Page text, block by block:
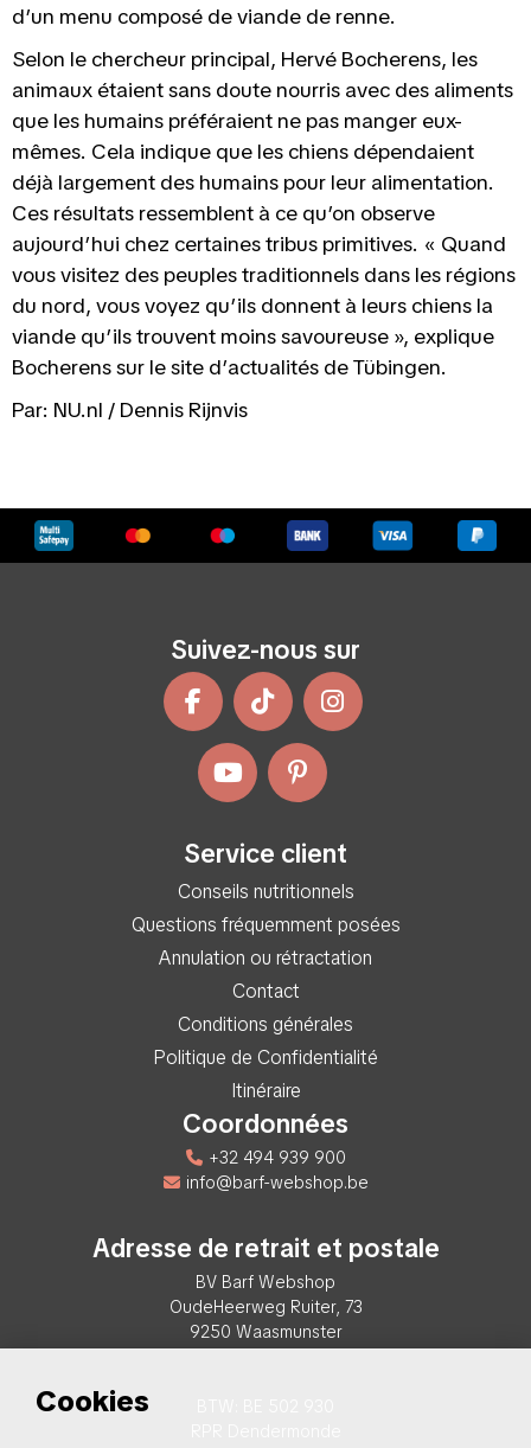
Cookies
d’un menu composé de viande de renne.
Selon le chercheur principal, Hervé Bocherens, les
animaux étaient sans doute nourris avec des aliments
que les humains préféraient ne pas manger eux-
mêmes. Cela indique que les chiens dépendaient
déjà largement des humains pour leur alimentation.
Ces résultats ressemblent à ce qu’on observe
aujourd’hui chez certaines tribus primitives. « Quand
vous visitez des peuples traditionnels dans les régions
du nord, vous voyez qu’ils donnent à leurs chiens la
viande qu’ils trouvent moins savoureuse », explique
Bocherens sur le site d’actualités de Tübingen.
Par: NU.nl / Dennis Rijnvis
Suivez-nous sur
Service client
Conseils nutritionnels
Questions fréquemment posées
Annulation ou rétractation
Contact
Conditions générales
Politique de Confidentialité
Itinéraire
Coordonnées
+32 494 939 900
info@barf-webshop.be
Adresse de retrait et postale
BV Barf Webshop
OudeHeerweg Ruiter, 73
9250 Waasmunster